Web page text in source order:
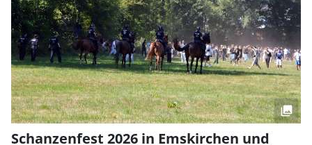
Schanzenfest 2026 in Emskirchen und